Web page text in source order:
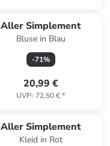
Aller Simplement
Bluse in Blau
-71%
20,99 €
UVP: 72,50 €*
Aller Simplement
Kleid in Rot